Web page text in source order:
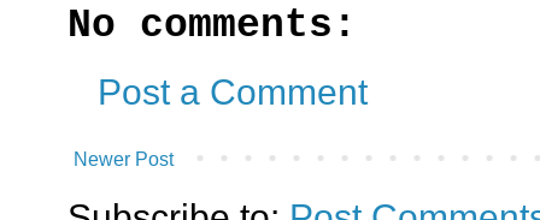
No comments:
Post a Comment
Newer Post